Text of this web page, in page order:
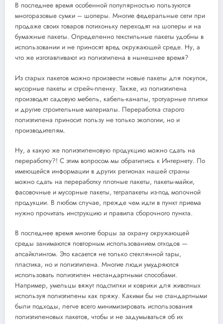
В последнее время особенной популярностью пользуются
многоразовые сумки – шоперы. Многие федеральные сети при
продаже своих товаров потихоньку переходят на шоперы и на
бумажные пакеты. Определенно текстильные пакеты удобны в
использовании и не приносят вред окружающей среде. Ну, а
что же изготавливают из полиэтилена в нынешнее время?
Из старых пакетов можно произвести новые пакеты для покупок,
мусорные пакеты и стрейч-пленку. Также, из полиэтилена
производят садовую мебель, кабель-каналы, тротуарные плитки
и другие строительные материалы. Переработка старого
полиэтилена приносит пользу не только экологии, но и
производителям.
Ну, а какую же полиэтиленовую продукцию можно сдать на
переработку?! С этим вопросом мы обратились к Интернету. По
имеющейся информации в других регионах нашей страны
можно сдать на переработку плотные пакеты, пакеты-майки,
фасовочные и мусорные пакеты, тетрапакеты из-под молочной
продукции. В любом случае, прежде чем идти в пункт приема
нужно прочитать инструкцию и правила сборочного пункта.
В последнее время многие борцы за охрану окружающей
среды занимаются повторным использованием отходов —
апсайклингом. Это касается не только стеклянной тары,
пластика, но и полиэтилена. Многие люди умудряются
использовать полиэтилен нестандартными способами.
Например, умельцы вяжут подстилки и коврики для животных
используя полиэтилены как пряжу. Какими бы не стандартными
были подходы, легче всего минимизировать использования
полиэтиленовых пакетов, чтобы и не задумываться об их